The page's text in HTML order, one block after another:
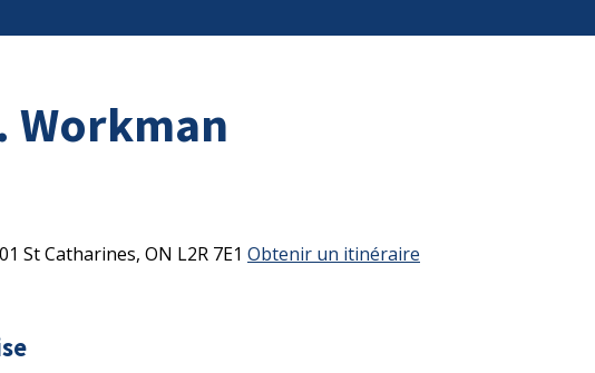
Workman
St Catharines, ON L2R 7E1 Obtenir un itinéraire